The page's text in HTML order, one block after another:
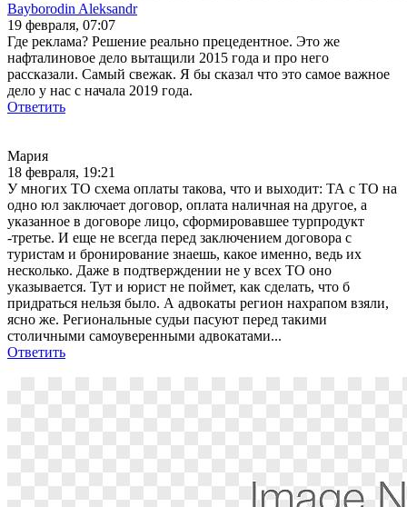
Bayborodin Aleksandr
19 февраля, 07:07
Где реклама? Решение реально прецедентное. Это же
нафталиновое дело вытащили 2015 года и про него
рассказали. Самый свежак. Я бы сказал что это самое важное
дело у нас с начала 2019 года.
Ответить
Мария
18 февраля, 19:21
У многих ТО схема оплаты такова, что и выходит: ТА с ТО на
одно юл заключает договор, оплата наличная на другое, а
указанное в договоре лицо, сформировавшее турпродукт
-третье. И еще не всегда перед заключением договора с
туристам и бронирование знаешь, какое именно, ведь их
несколько. Даже в подтверждении не у всех ТО оно
указывается. Тут и юрист не поймет, как сделать, что б
придраться нельзя было. А адвокаты регион нахрапом взяли,
ясно же. Региональные судьи пасуют перед такими
столичными самоуверенными адвокатами...
Ответить